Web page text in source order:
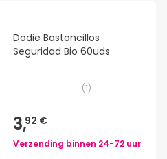
Dodie Bastoncillos
Seguridad Bio 60uds
(1)
3,92 €
Verzending binnen 24-72 uur